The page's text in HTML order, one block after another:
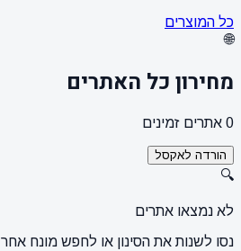
כל המוצרים
🌐
מחירון כל האתרים
0 אתרים זמינים
הורדה לאקסל
🔍
לא נמצאו אתרים
נסו לשנות את הסינון או לחפש מונח אחר